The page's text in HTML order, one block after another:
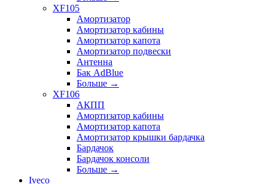
XF105
Амортизатор
Амортизатор кабины
Амортизатор капота
Амортизатор подвески
Антенна
Бак AdBlue
Больше →
XF106
АКПП
Амортизатор кабины
Амортизатор капота
Амортизатор крышки бардачка
Бардачок
Бардачок консоли
Больше →
Iveco